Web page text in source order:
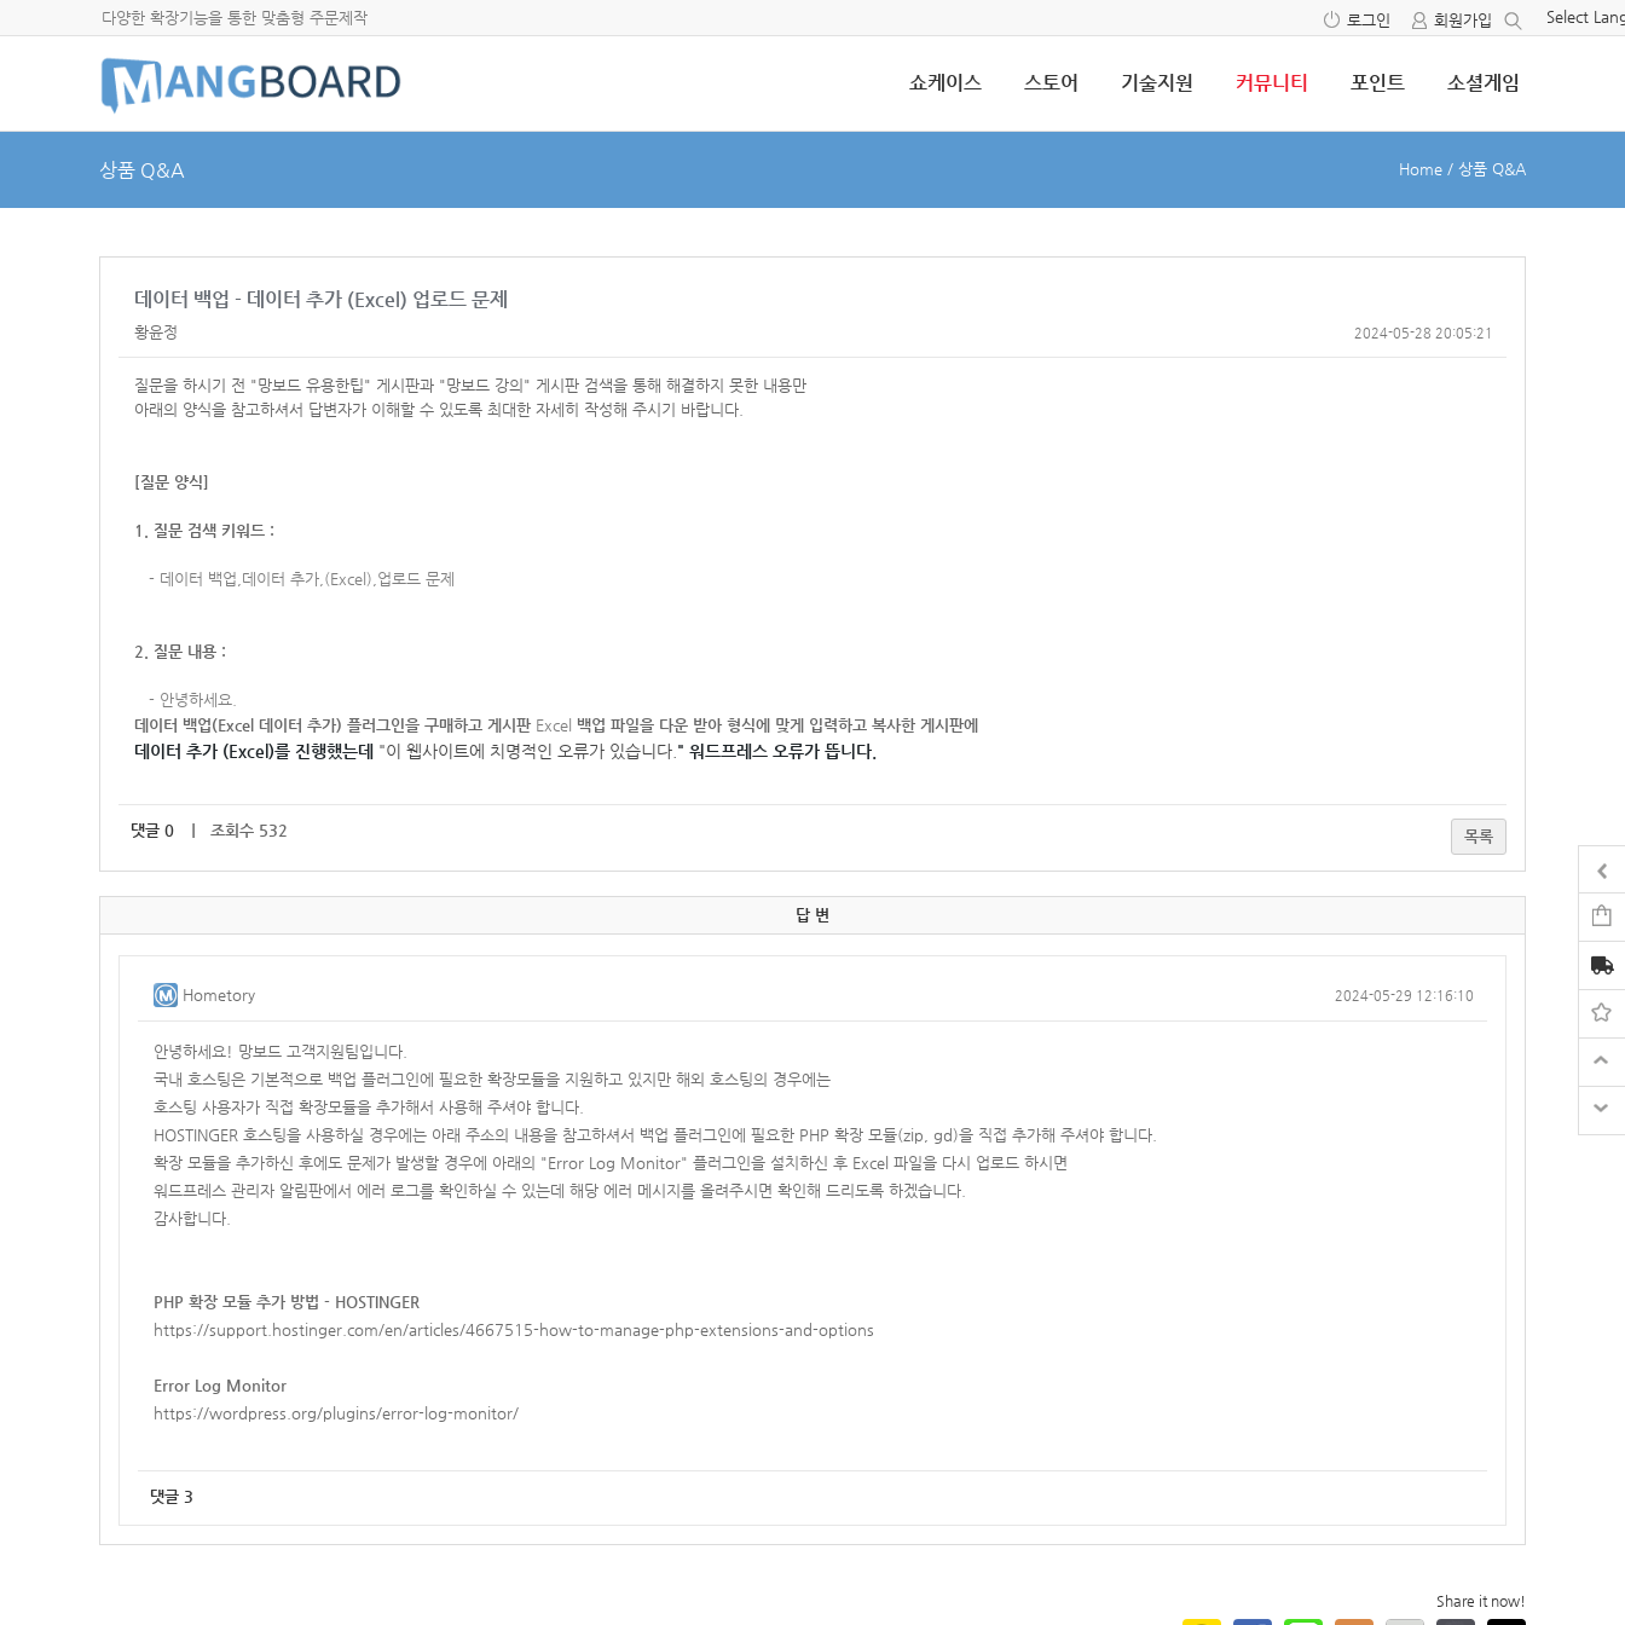
다양한 확장기능을 통한 맞춤형 주문제작 Select
로그인 회원가입
쇼케이스 스토어 기술지원 커뮤니티 포인트 소셜게임
상품 Q&A Home / 상품 Q&A
데이터 백업 - 데이터 추가 (Excel) 업로드 문제
황윤정 2024-05-28 20:05:21
질문을 하시기 전 "망보드 유용한팁" 게시판과 "망보드 강의" 게시판 검색을 통해 해결하지 못한 내용만
아래의 양식을 참고하셔서 답변자가 이해할 수 있도록 최대한 자세히 작성해 주시기 바랍니다.
[질문 양식]
1. 질문 검색 키워드 :
- 데이터 백업,데이터 추가,(Excel),업로드 문제
2. 질문 내용 :
- 안녕하세요.
데이터 백업(Excel 데이터 추가) 플러그인을 구매하고 게시판 Excel 백업 파일을 다운 받아 형식에 맞게 입력하고 복사한 게시판에
데이터 추가 (Excel)를 진행했는데 "이 웹사이트에 치명적인 오류가 있습니다. " 워드프레스 오류가 뜹니다.
댓글 0 ｜ 조회수 532 목록
답 변
Hometory 2024-05-29 12:16:10
안녕하세요! 망보드 고객지원팀입니다.
국내 호스팅은 기본적으로 백업 플러그인에 필요한 확장모듈을 지원하고 있지만 해외 호스팅의 경우에는
호스팅 사용자가 직접 확장모듈을 추가해서 사용해 주셔야 합니다.
HOSTINGER 호스팅을 사용하실 경우에는 아래 주소의 내용을 참고하셔서 백업 플러그인에 필요한 PHP 확장 모듈(zip, gd)을 직접 추가해 주셔야 합니다.
확장 모듈을 추가하신 후에도 문제가 발생할 경우에 아래의 "Error Log Monitor" 플러그인을 설치하신 후 Excel 파일을 다시 업로드 하시면
워드프레스 관리자 알림판에서 에러 로그를 확인하실 수 있는데 해당 에러 메시지를 올려주시면 확인해 드리도록 하겠습니다.
감사합니다.
PHP 확장 모듈 추가 방법 - HOSTINGER
https://support.hostinger.com/en/articles/4667515-how-to-manage-php-extensions-and-options
Error Log Monitor
https://wordpress.org/plugins/error-log-monitor/
댓글 3
Share it now!